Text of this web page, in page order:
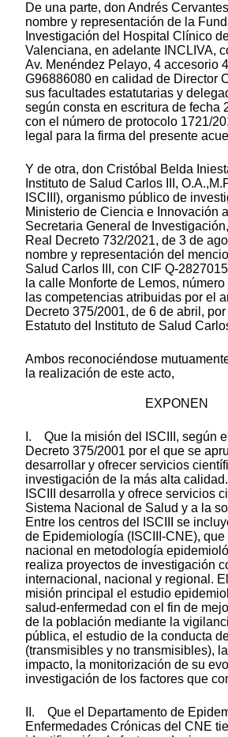
De una parte, don Andrés
nombre y representación de la
Investigación del Hospital Clínico
Valenciana, en adelante INCLIVA,
Av. Menéndez Pelayo, 4 accesorio
G96886080 en calidad de Director
sus facultades estatutarias y
según consta en escritura de fecha
con el número de protocolo 1721/
legal para la firma del presente
Y de otra, don Cristóbal Belda
Instituto de Salud Carlos III,
ISCIII), organismo público de
Ministerio de Ciencia e Innovación
Secretaria General de
Real Decreto 732/2021, de 3 de
nombre y representación del
Salud Carlos III, con CIF Q-
la calle Monforte de Lemos,
las competencias atribuidas por el
Decreto 375/2001, de 6 de abril,
Estatuto del Instituto de Salud
Ambos reconociéndose
la realización de este acto,
EXPONEN
I. Que la misión del ISCIII, según
Decreto 375/2001 por el que se
desarrollar y ofrecer servicios
investigación de la más alta
ISCIII desarrolla y ofrece servicios
Sistema Nacional de Salud y a la
Entre los centros del ISCIII se
de Epidemiología (ISCIII-CNE), que
nacional en metodología
realiza proyectos de investigación
internacional, nacional y regional.
misión principal el estudio
salud-enfermedad con el fin de
de la población mediante la
pública, el estudio de la conducta
(transmisibles y no transmisibles),
impacto, la monitorización de su
investigación de los factores que
II. Que el Departamento de
Enfermedades Crónicas del CNE